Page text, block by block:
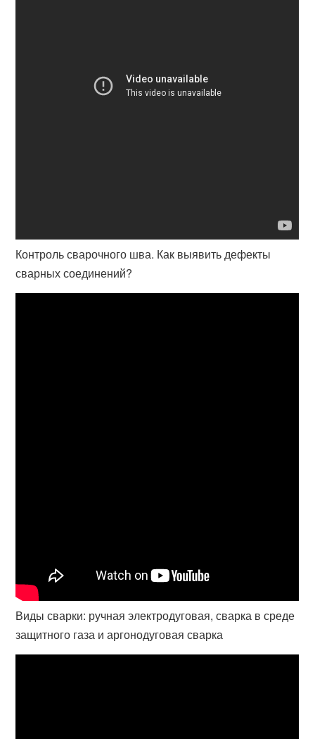
Контроль сварочного шва. Как выявить дефекты
сварных соединений?
Виды сварки: ручная электродуговая, сварка в среде
защитного газа и аргонодуговая сварка